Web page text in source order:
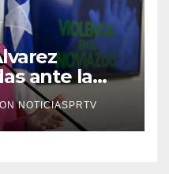
ante la
NOTICIASPRTV